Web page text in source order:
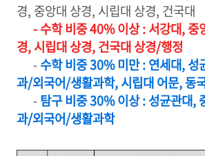
경, 중앙대 상경, 시립대 상경, 건국대
- 수학 비중 40% 이상 : 서강대, 중
경, 시립대 상경, 건국대 상경/행정
-수학 비중 30% 미만 : 연세대, 성
과/외국어/생활과학, 시립대 어문, 동
-탐구 비중 30% 이상 : 성균관대,
과/외국어/생활과학